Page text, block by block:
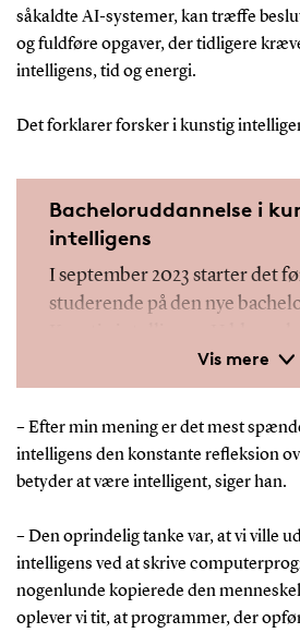
såkaldte AI-systemer, kan træffe
og fuldføre opgaver, der tidligere
intelligens, tid og energi.
Det forklarer forsker i kunstig
Vis mere
Bacheloruddannelse i
intelligens
I september 2023 starter det
studerende på den nye
bred vifte af emner, herunder
learning, etik,
naturligt sprog,
computervision.
– Efter min mening er det mest
intelligens den konstante refleksion
betyder at være intelligent, siger han.
– Den oprindelig tanke var, at vi ville
intelligens ved at skrive
nogenlunde kopierede den
oplever vi tit, at programmer, der